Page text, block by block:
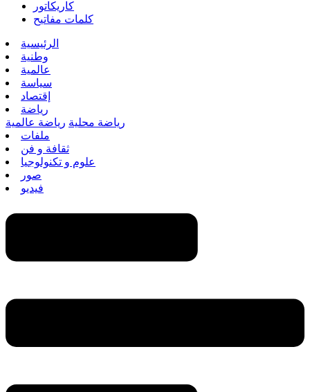
كاريكاتور
كلمات مفاتيح
الرئيسية
وطنية
عالمية
سياسة
إقتصاد
رياضة
رياضة محلية رياضة عالمية
ملفات
ثقافة و فن
علوم و تكنولوجيا
صور
فيديو